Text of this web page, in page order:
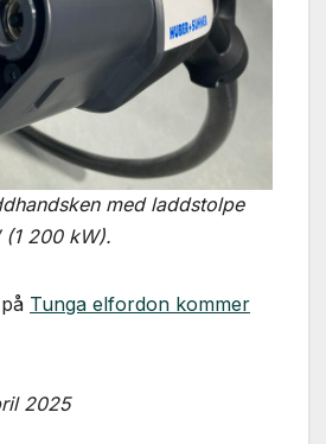
med laddstolpe
(1 200 kW).
Tunga elfordon kommer
2025